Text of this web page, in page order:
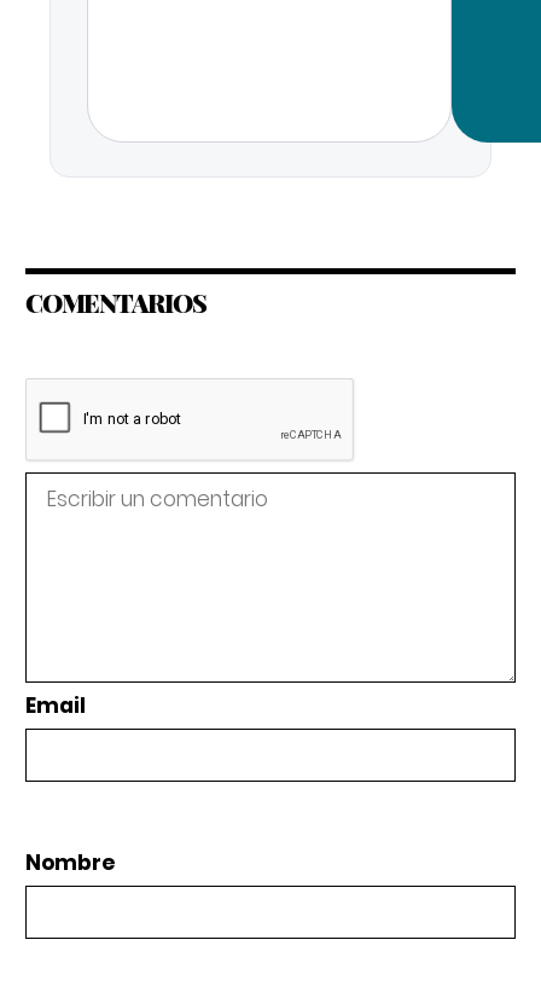
COMENTARIOS
Email
Nombre